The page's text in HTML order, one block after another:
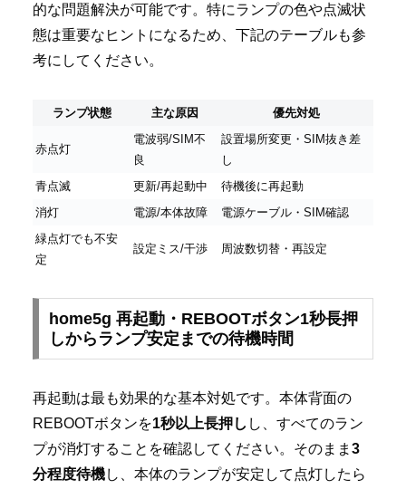
的な問題解決が可能です。特にランプの色や点滅状
態は重要なヒントになるため、下記のテーブルも参
考にしてください。
ランプ状態 主な原因 優先対処
赤点灯
電波弱/SIM不
良
設置場所変更・SIM抜き差
し
青点滅
更新/再起動中
待機後に再起動
消灯
電源/本体故障
電源ケーブル・SIM確認
緑点灯でも不安
定
設定ミス/干渉 周波数切替・再設定
home5g 再起動・REBOOTボタン1秒長押
しからランプ安定までの待機時間
再起動は最も効果的な基本対処です。本体背面の
REBOOTボタンを1秒以上長押し し、すべてのラン
プが消灯することを確認してください。そのまま 3
分程度待機し、本体のランプが安定して点灯したら